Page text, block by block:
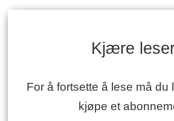
Kjære
For å fortsette å lese må du
kjøpe et